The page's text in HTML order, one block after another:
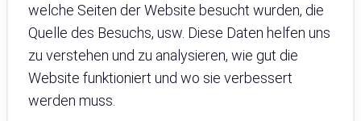
welche Seiten der Website besucht wurden, die
Quelle des Besuchs, usw. Diese Daten helfen uns
zu verstehen und zu analysieren, wie gut die
Website funktioniert und wo sie verbessert
werden muss.